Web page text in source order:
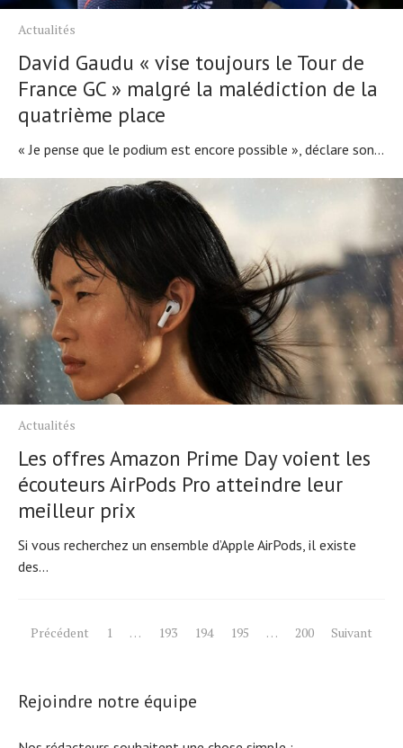
Actualités
David Gaudu « vise toujours le Tour de
France GC » malgré la malédiction de la
quatrième place
« Je pense que le podium est encore possible », déclare son...
Actualités
Les offres Amazon Prime Day voient les
écouteurs AirPods Pro atteindre leur
meilleur prix
Si vous recherchez un ensemble d’Apple AirPods, il existe
des...
Pagination
publications
Précédent 1 … 193 194 195 … 200 Suivant
Rejoindre notre équipe